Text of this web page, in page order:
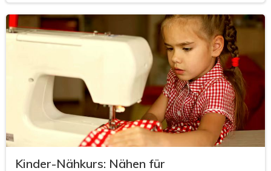
Kinder-Nähkurs: Nähen für